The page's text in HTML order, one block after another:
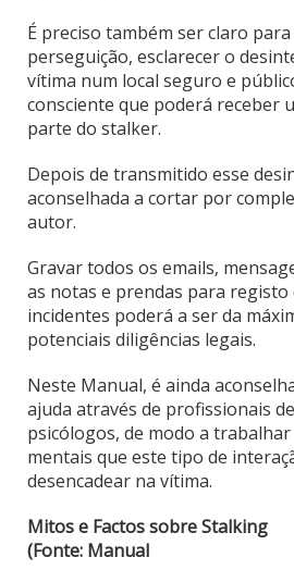
É preciso também ser claro
perseguição, esclarecer o
vítima num local seguro e
consciente que poderá receber
parte do stalker.
Depois de transmitido esse
aconselhada a cortar por
autor.
Gravar todos os emails,
as notas e prendas para registo
incidentes poderá a ser da
potenciais diligências legais.
Neste Manual, é ainda
ajuda através de profissionais
psicólogos, de modo a
mentais que este tipo de
desencadear na vítima.
Mitos e Factos sobre Stalking
(Fonte: Manual